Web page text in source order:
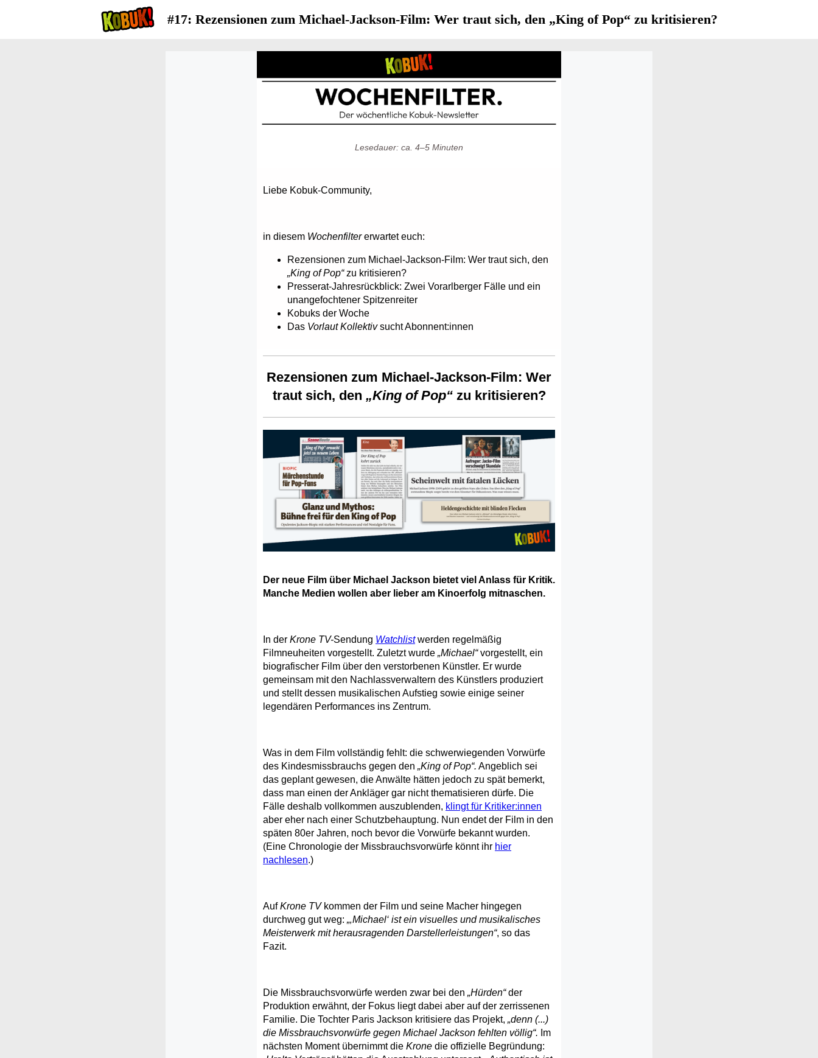
#17: Rezensionen zum Michael-Jackson-Film: Wer traut sich, den „King of Pop“ zu kritisieren?